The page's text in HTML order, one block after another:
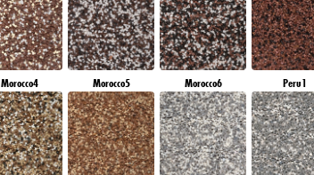
Morocco4 Morocco5 Morocco6 Peru1